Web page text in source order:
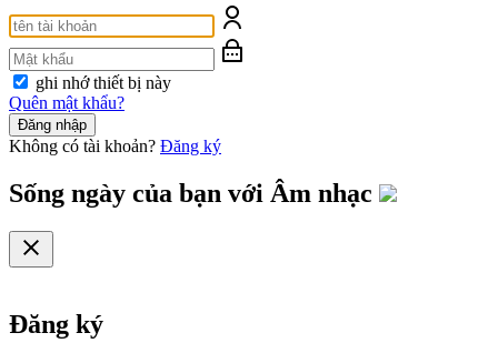
ghi nhớ thiết bị này
Quên mật khẩu?
Đăng nhập
Không có tài khoản? Đăng ký
Sống ngày của bạn với Âm nhạc
Đăng ký